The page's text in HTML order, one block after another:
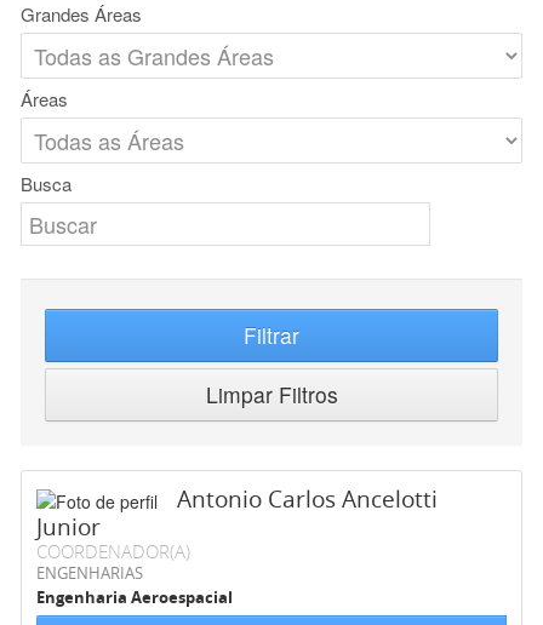
Grandes Áreas
Áreas
Busca
Filtrar
Limpar Filtros
Antonio Carlos Ancelotti
Junior
COORDENADOR(A)
ENGENHARIAS
Engenharia Aeroespacial